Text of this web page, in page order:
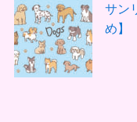
サン
め】